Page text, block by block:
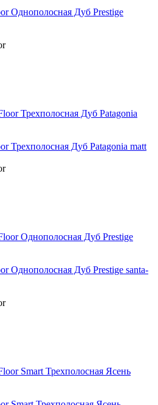
Однополосная Дуб Prestige
Трехполосная Дуб Patagonia matt
Однополосная Дуб Prestige santa-